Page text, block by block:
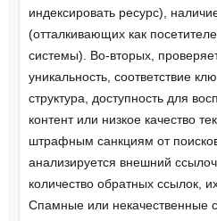
индексировать ресурс),
(отталкивающих как
системы). Во-вторых,
уникальность, соответствие
структура, доступность для
контент или низкое качество
штрафным санкциям от
анализируется внешний
количество обратных ссылок,
Спамные или некачественные